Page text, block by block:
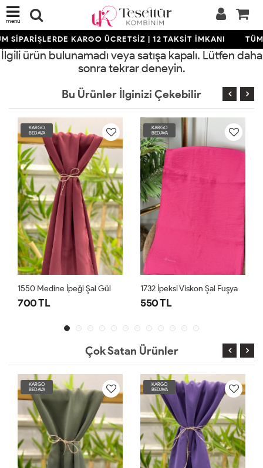
menü
SİPARİŞLERDE KARGO ÜCRETSİZ | 12 TAKSİT İMKANI
İlgili ürün bulunamadı veya satışa kapalı. Lütfen daha
sonra tekrar deneyin.
Bu Ürünler İlginizi Çekebilir
İpeği Şal Gül
KARGO
BEDAVA
1732 İpeksi Viskon Şal Fuşya
KARGO
BEDAVA
1550 Medine
Çok Satan Ürünler
KARGO
BEDAVA
KARGO
BEDAVA